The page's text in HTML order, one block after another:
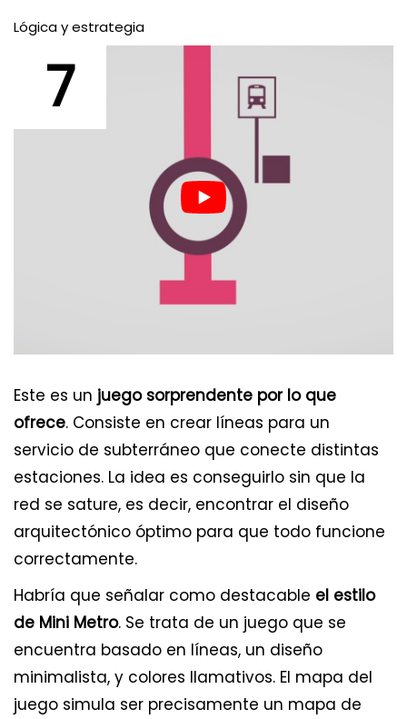
Lógica y estrategia
7
Este es un juego sorprendente por lo que
ofrece. Consiste en crear líneas para un
servicio de subterráneo que conecte distintas
estaciones. La idea es conseguirlo sin que la
red se sature, es decir, encontrar el diseño
arquitectónico óptimo para que todo funcione
correctamente.
Habría que señalar como destacable el estilo
de Mini Metro. Se trata de un juego que se
encuentra basado en líneas, un diseño
minimalista, y colores llamativos. El mapa del
juego simula ser precisamente un mapa de